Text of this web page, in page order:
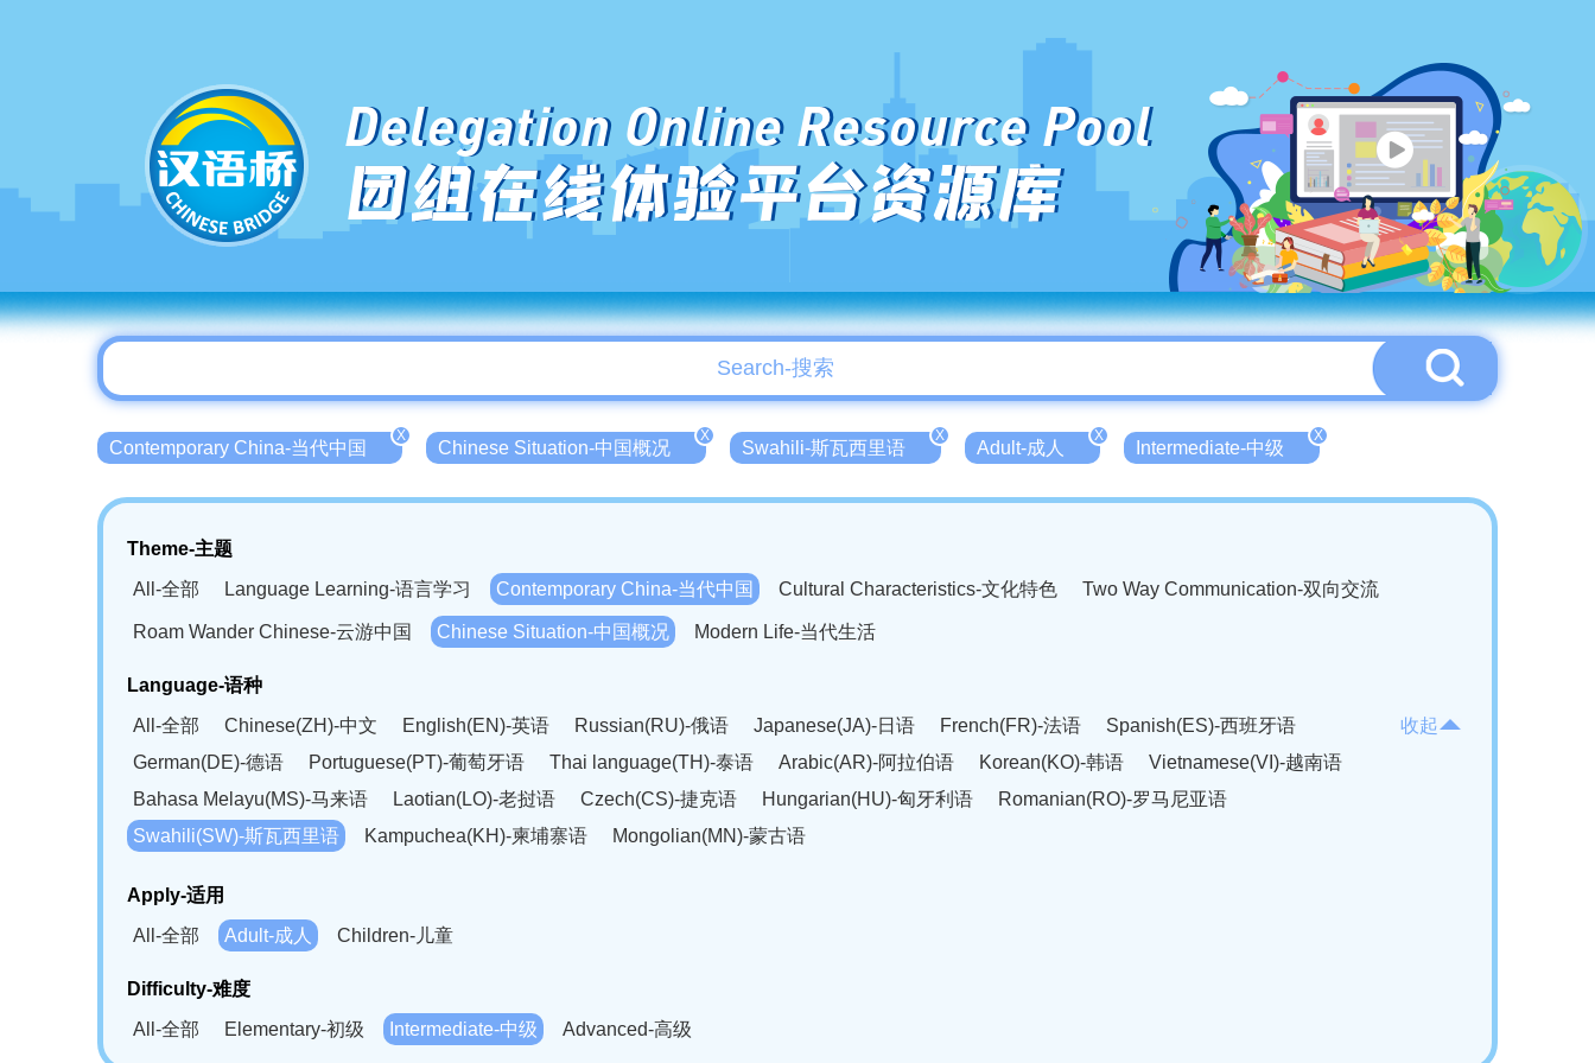
Delegation Online Resource Pool
团组在线体验平台资源库
Contemporary China-当代中国
X
Chinese Situation-中国概况
X
Swahili-斯瓦西里语
X
Adult-成人
X
Intermediate-中级
X
Theme-主题
All-全部
Language Learning-语言学习 Contemporary China-当代中国 Cultural Characteristics-文化特色 Two Way Communication-双向交流
Roam Wander Chinese-云游中国 Chinese Situation-中国概况 Modern Life-当代生活
Language-语种
All-全部
Chinese(ZH)-中文 English(EN)-英语 Russian(RU)-俄语 Japanese(JA)-日语 French(FR)-法语
Spanish(ES)-西班牙语
German(DE)-德语
Portuguese(PT)-葡萄牙语 Thai language(TH)-泰语 Arabic(AR)-阿拉伯语 Korean(KO)-韩语
Vietnamese(VI)-越南语
Bahasa Melayu(MS)-马来语
Laotian(LO)-老挝语 Czech(CS)-捷克语 Hungarian(HU)-匈牙利语
Romanian(RO)-罗马尼亚语
Swahili(SW)-斯瓦西里语
Kampuchea(KH)-柬埔寨语 Mongolian(MN)-蒙古语
收起
Apply-适用
All-全部
Adult-成人 Children-儿童
Difficulty-难度
All-全部
Elementary-初级 Intermediate-中级 Advanced-高级